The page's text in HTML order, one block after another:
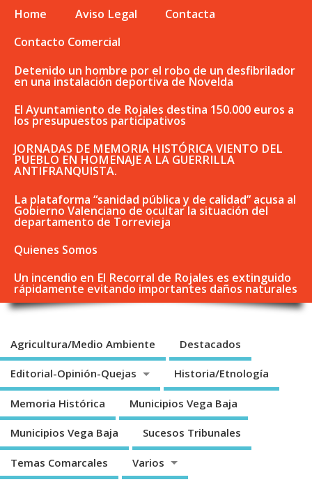
Home Aviso Legal
Contacta
Contacto Comercial
Detenido un hombre por el robo de un desfibrilador
en una instalación deportiva de Novelda
El Ayuntamiento de Rojales destina 150.000 euros a
los presupuestos participativos
JORNADAS DE MEMORIA HISTÓRICA VIENTO DEL
PUEBLO EN HOMENAJE A LA GUERRILLA
ANTIFRANQUISTA.
La plataforma “sanidad pública y de calidad” acusa al
Gobierno Valenciano de ocultar la situación del
departamento de Torrevieja
Quienes Somos
Un incendio en El Recorral de Rojales es extinguido
rápidamente evitando importantes daños naturales
Agricultura/Medio Ambiente Destacados
Editorial-Opinión-Quejas Historia/Etnología
Memoria Histórica Municipios Vega Baja
Municipios Vega Baja Sucesos Tribunales
Temas Comarcales Varios